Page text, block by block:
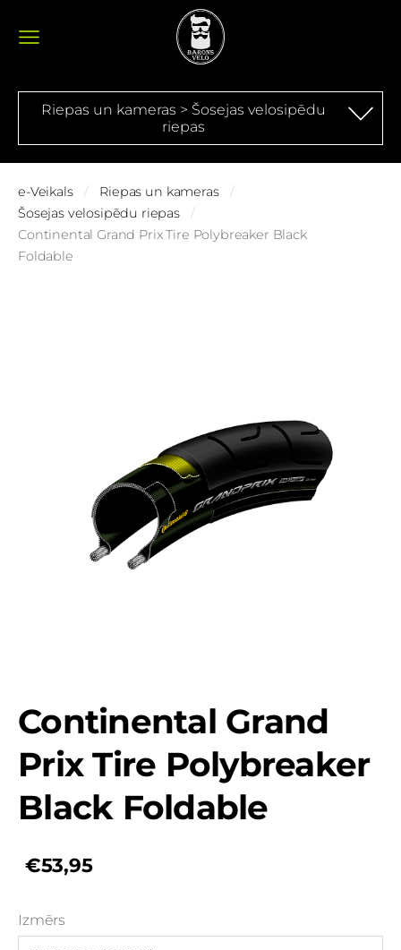
Riepas un kameras > Šosejas velosipēdu
riepas
e-Veikals
Riepas un kameras
Šosejas velosipēdu riepas
Continental Grand Prix Tire Polybreaker Black
Foldable
Continental Grand
Prix Tire Polybreaker
Black Foldable
€53,95
Izmērs